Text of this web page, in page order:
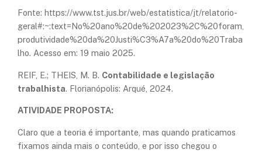
Fonte: https://www.tst.jus.br/web/estatistica/jt/relatorio-
geral#:~:text=No%20ano%20de%202023%2C%20foram,
produtividade%20da%20Justi%C3%A7a%20do%20Traba
lho. Acesso em: 19 maio 2025.
​REIF, E.; THEIS, M. B. Contabilidade e legislação
trabalhista. Florianópolis: Arqué, 2024.
ATIVIDADE PROPOSTA:
Claro que a teoria é importante, mas quando praticamos
fixamos ainda mais o conteúdo, e por isso chegou o